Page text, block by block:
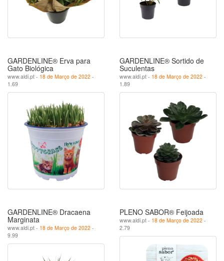
GARDENLINE® Erva para
Gato Biológica
www.aldi.pt - 18 de Março de 2022 -
1.69
GARDENLINE® Sortido de
Suculentas
www.aldi.pt - 18 de Março de 2022 -
1.89
GARDENLINE® Dracaena
Marginata
www.aldi.pt - 18 de Março de 2022 -
9.99
PLENO SABOR® Feijoada
www.aldi.pt - 18 de Março de 2022 -
2.79